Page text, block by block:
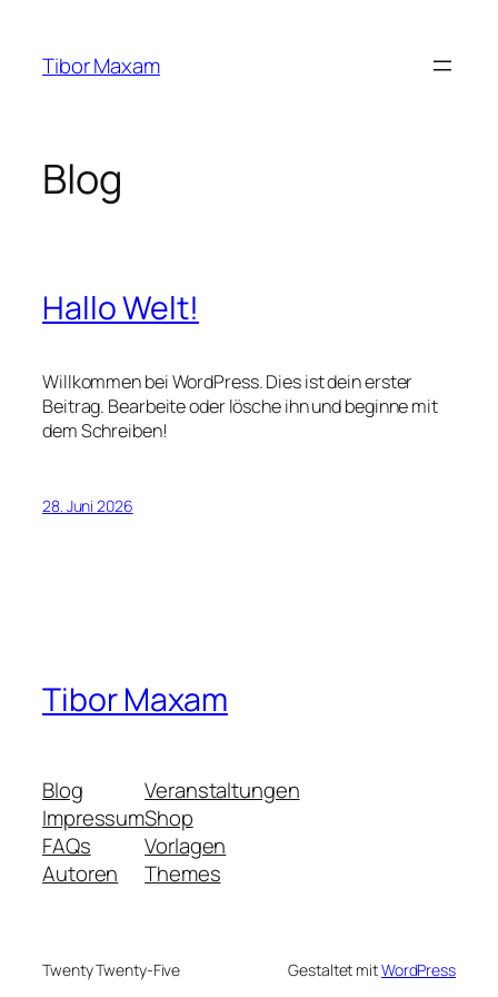
springen
Tibor Maxam
Blog
Hallo Welt!
Willkommen bei WordPress. Dies ist dein erster
Beitrag. Bearbeite oder lösche ihn und beginne mit
dem Schreiben!
28. Juni 2026
Tibor Maxam
Blog
Impressum
FAQs
Autoren
Veranstaltungen
Shop
Vorlagen
Themes
Twenty Twenty-Five Gestaltet mitWordPress